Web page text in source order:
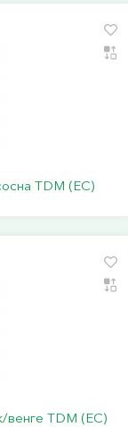
TDM (ЕС)
TDM (ЕС)